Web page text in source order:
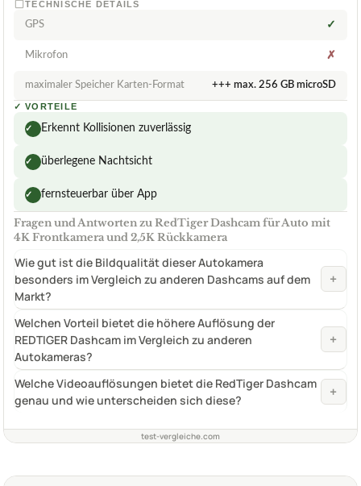
TECHNISCHE DETAILS
GPS ✓
Mikrofon ✗
maximaler Speicher Karten-Format +++ max. 256 GB microSD
✓ VORTEILE
✓ Erkennt Kollisionen zuverlässig
✓ überlegene Nachtsicht
✓ fernsteuerbar über App
Fragen und Antworten zu RedTiger Dashcam für Auto mit
4K Frontkamera und 2,5K Rückkamera
Wie gut ist die Bildqualität dieser Autokamera
besonders im Vergleich zu anderen Dashcams auf dem
Markt?
+
Welchen Vorteil bietet die höhere Auflösung der
REDTIGER Dashcam im Vergleich zu anderen
Autokameras?
+
Welche Videoauflösungen bietet die RedTiger Dashcam
genau und wie unterscheiden sich diese?
+
test-vergleiche.com